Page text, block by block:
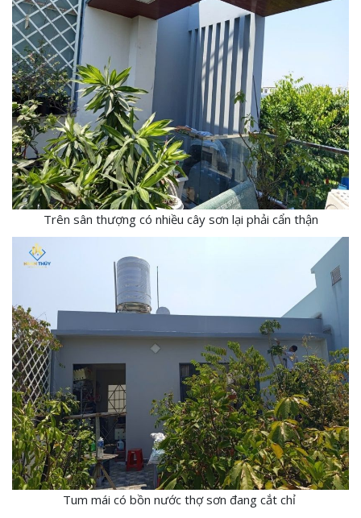
Trên sân thượng có nhiều cây sơn lại phải cẩn thận
Tum mái có bồn nước thợ sơn đang cắt chỉ